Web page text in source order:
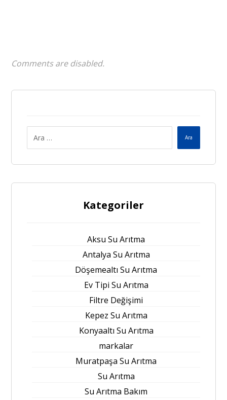
Comments are disabled.
Ara
Kategoriler
Aksu Su Arıtma
Antalya Su Arıtma
Döşemealtı Su Arıtma
Ev Tipi Su Arıtma
Filtre Değişimi
Kepez Su Arıtma
Konyaaltı Su Arıtma
markalar
Muratpaşa Su Arıtma
Su Arıtma
Su Arıtma Bakım